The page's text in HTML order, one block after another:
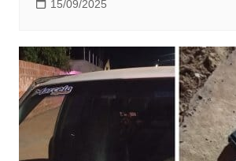
15/09/2025